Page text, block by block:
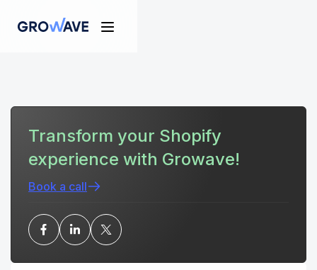
Transform your Shopify
experience with Growave!
Book a call